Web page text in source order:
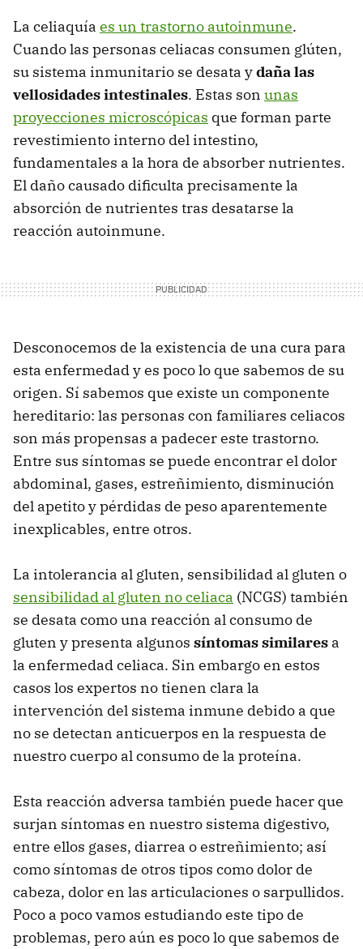
La celiaquía es un trastorno autoinmune.
Cuando las personas celiacas consumen glúten,
su sistema inmunitario se desata ydaña las
vellosidades intestinales. Estas son unas
proyecciones microscópicas que forman parte
revestimiento interno del intestino,
fundamentales a la hora de absorber nutrientes.
El daño causado dificulta precisamente la
absorción de nutrientes tras desatarse la
reacción autoinmune.
Desconocemos de la existencia de una cura para
esta enfermedad y es poco lo que sabemos de su
origen. Sí sabemos que existe un componente
hereditario: las personas con familiares celiacos
son más propensas a padecer este trastorno.
Entre sus síntomas se puede encontrar el dolor
abdominal, gases, estreñimiento, disminución
del apetito y pérdidas de peso aparentemente
inexplicables, entre otros.
La intolerancia al gluten, sensibilidad al gluten o
sensibilidad al gluten no celiaca (NCGS) también
se desata como una reacción al consumo de
gluten y presenta algunos síntomas similares a
la enfermedad celiaca. Sin embargo en estos
casos los expertos no tienen clara la
intervención del sistema inmune debido a que
no se detectan anticuerpos en la respuesta de
nuestro cuerpo al consumo de la proteína.
Esta reacción adversa también puede hacer que
surjan síntomas en nuestro sistema digestivo,
entre ellos gases, diarrea o estreñimiento; así
como síntomas de otros tipos como dolor de
cabeza, dolor en las articulaciones o sarpullidos.
Poco a poco vamos estudiando este tipo de
problemas, pero aún es poco lo que sabemos de